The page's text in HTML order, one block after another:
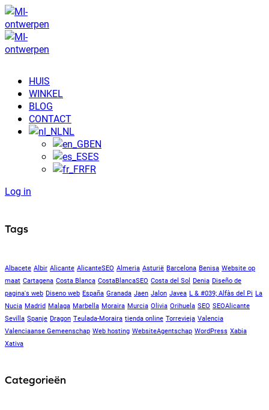
HUIS
WINKEL
BLOG
CONTACT
NL
EN
ES
FR
Log in
Tags
Albacete Albir Alicante AlicanteSEO Almeria Asturië Barcelona Benisa Website op
maat Cartagena Costa Blanca CostaBlancaSEO Costa del Sol Denia Diseño de
pagina's web Diseno web España Granada Jaen Jalon Javea L & #039; Alfàs del Pi La
Nucia Madrid Malaga Marbella Moraira Murcia Olivia Orihuela SEO SEOAlicante
Sevilla Spanje Dragon Teulada-Moraira tienda online Torrevieja Valencia
Valenciaanse Gemeenschap Web hosting WebsiteAgentschap WordPress Xabia
Xativa
Categorieën